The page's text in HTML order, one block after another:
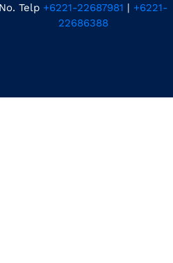
Telp +6221-22687981 | +6221-
22686388